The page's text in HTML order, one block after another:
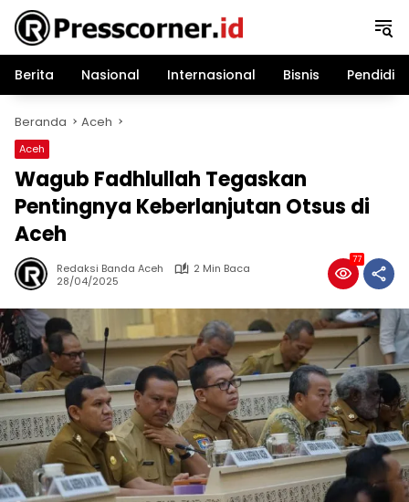
Langsung
konten
Berita
Nasional Internasional Bisnis
Beranda Aceh
Aceh
Wagub Fadhlullah Tegaskan
Pentingnya Keberlanjutan Otsus di
Aceh
Redaksi Banda Aceh
2 Min Baca
28/04/2025
77